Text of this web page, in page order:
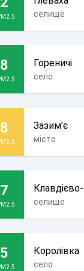
селище
Гореничі
село
Зазим'є
місто
селище
Королівка
село